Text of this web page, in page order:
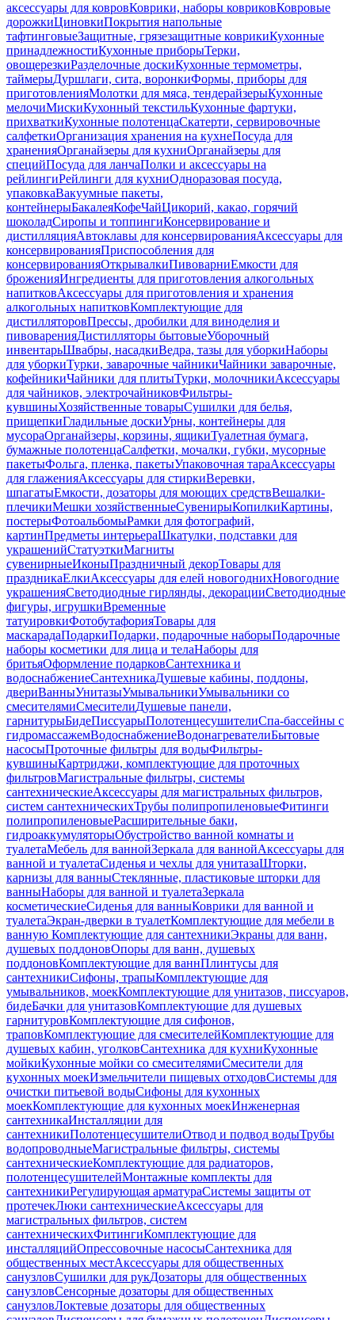
аксессуары для ковровКоврики, наборы ковриковКовровые
дорожкиЦиновкиПокрытия напольные
тафтинговыеЗащитные, грязезащитные коврикиКухонные
принадлежностиКухонные приборыТерки,
овощерезкиРазделочные доскиКухонные термометры,
таймерыДуршлаги, сита, воронкиФормы, приборы для
приготовленияМолотки для мяса, тендерайзерыКухонные
мелочиМискиКухонный текстильКухонные фартуки,
прихваткиКухонные полотенцаСкатерти, сервировочные
салфеткиОрганизация хранения на кухнеПосуда для
храненияОрганайзеры для кухниОрганайзеры для
специйПосуда для ланчаПолки и аксессуары на
рейлингиРейлинги для кухниОдноразовая посуда,
упаковкаВакуумные пакеты,
контейнерыБакалеяКофеЧайЦикорий, какао, горячий
шоколадСиропы и топпингиКонсервирование и
дистилляцияАвтоклавы для консервированияАксессуары для
консервированияПриспособления для
консервированияОткрывалкиПивоварниЕмкости для
броженияИнгредиенты для приготовления алкогольных
напитковАксессуары для приготовления и хранения
алкогольных напитковКомплектующие для
дистилляторовПрессы, дробилки для виноделия и
пивоваренияДистилляторы бытовыеУборочный
инвентарьШвабры, насадкиВедра, тазы для уборкиНаборы
для уборкиТурки, заварочные чайникиЧайники заварочные,
кофейникиЧайники для плитыТурки, молочникиАксессуары
для чайников, электрочайниковФильтры-
кувшиныХозяйственные товарыСушилки для белья,
прищепкиГладильные доскиУрны, контейнеры для
мусораОрганайзеры, корзины, ящикиТуалетная бумага,
бумажные полотенцаСалфетки, мочалки, губки, мусорные
пакетыФольга, пленка, пакетыУпаковочная тараАксессуары
для глаженияАксессуары для стиркиВеревки,
шпагатыЕмкости, дозаторы для моющих средствВешалки-
плечикиМешки хозяйственныеСувенирыКопилкиКартины,
постерыФотоальбомыРамки для фотографий,
картинПредметы интерьераШкатулки, подставки для
украшенийСтатуэткиМагниты
сувенирныеИконыПраздничный декорТовары для
праздникаЕлкиАксессуары для елей новогоднихНовогодние
украшенияСветодиодные гирлянды, декорацииСветодиодные
фигуры, игрушкиВременные
татуировкиФотобутафорияТовары для
маскарадаПодаркиПодарки, подарочные наборыПодарочные
наборы косметики для лица и телаНаборы для
бритьяОформление подарковСантехника и
водоснабжениеСантехникаДушевые кабины, поддоны,
двериВанныУнитазыУмывальникиУмывальники со
смесителямиСмесителиДушевые панели,
гарнитурыБидеПиссуарыПолотенцесушителиСпа-бассейны с
гидромассажемВодоснабжениеВодонагревателиБытовые
насосыПроточные фильтры для водыФильтры-
кувшиныКартриджи, комплектующие для проточных
фильтровМагистральные фильтры, системы
сантехническиеАксессуары для магистральных фильтров,
систем сантехническихТрубы полипропиленовыеФитинги
полипропиленовыеРасширительные баки,
гидроаккумуляторыОбустройство ванной комнаты и
туалетаМебель для ваннойЗеркала для ваннойАксессуары для
ванной и туалетаСиденья и чехлы для унитазаШторки,
карнизы для ванныСтеклянные, пластиковые шторки для
ванныНаборы для ванной и туалетаЗеркала
косметическиеСиденья для ванныКоврики для ванной и
туалетаЭкран-дверки в туалетКомплектующие для мебели в
ванную Комплектующие для сантехникиЭкраны для ванн,
душевых поддоновОпоры для ванн, душевых
поддоновКомплектующие для ваннПлинтусы для
сантехникиСифоны, трапыКомплектующие для
умывальников, моекКомплектующие для унитазов, писсуаров,
бидеБачки для унитазовКомплектующие для душевых
гарнитуровКомплектующие для сифонов,
траповКомплектующие для смесителейКомплектующие для
душевых кабин, уголковСантехника для кухниКухонные
мойкиКухонные мойки со смесителямиСмесители для
кухонных моекИзмельчители пищевых отходовСистемы для
очистки питьевой водыСифоны для кухонных
моекКомплектующие для кухонных моекИнженерная
сантехникаИнсталляции для
сантехникиПолотенцесушителиОтвод и подвод водыТрубы
водопроводныеМагистральные фильтры, системы
сантехническиеКомплектующие для радиаторов,
полотенцесушителейМонтажные комплекты для
сантехникиРегулирующая арматураСистемы защиты от
протечекЛюки сантехническиеАксессуары для
магистральных фильтров, систем
сантехническихФитингиКомплектующие для
инсталляцийОпрессовочные насосыСантехника для
общественных местАксессуары для общественных
санузловСушилки для рукДозаторы для общественных
санузловСенсорные дозаторы для общественных
санузловЛоктевые дозаторы для общественных